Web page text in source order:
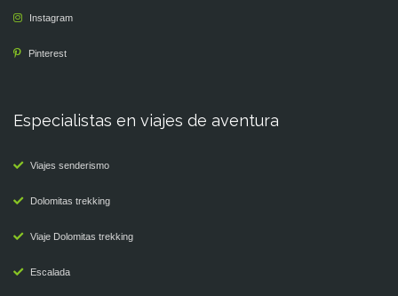
Instagram
Pinterest
Especialistas en viajes de aventura
Viajes senderismo
Dolomitas trekking
Viaje Dolomitas trekking
Escalada